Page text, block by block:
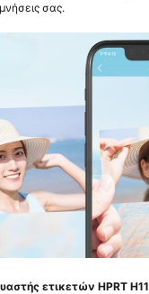
σας.
ετικετών HPRT H11